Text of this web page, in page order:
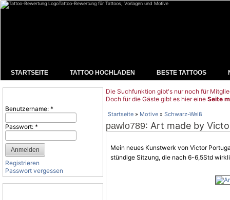
Tattoo-Bewertung für Tattoos, Vorlagen und Motive
STARTSEITE TATTOO HOCHLADEN BESTE TATTOOS
Benutzername: *
Passwort: *
Registrieren
Passwort vergessen
Die Suchfunktion gibt's nur noch für
Doch für die Gäste gibt es hier eine Seite
Startseite » Motive » Schwarz-Weiß
pawlo789: Art made by
Mein neues Kunstwerk von Victor
stündige Sitzung, die nach 6-6,5Std